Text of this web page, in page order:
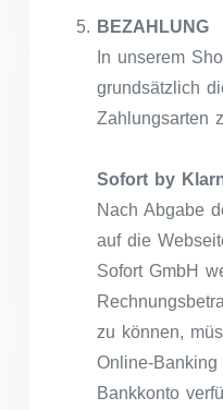
BEZAHLUNG
In unserem
grundsätzlich
Zahlungsarten
Sofort by
Nach Abgabe
auf die
Sofort GmbH
zu können,
Online-
Bankkonto